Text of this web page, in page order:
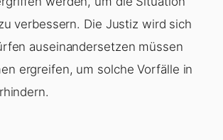
verbessern. Die Justiz wird sich
auseinandersetzen müssen
ergreifen, um solche Vorfälle in